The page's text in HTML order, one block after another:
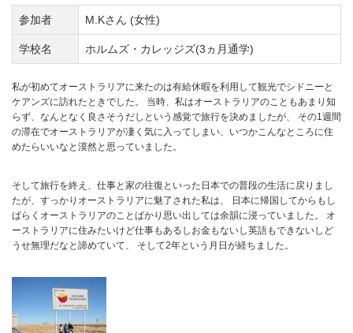
参加者 M.Kさん (女性)
学校名 ホルムズ・カレッジズ(3ヵ月通学)
私が初めてオーストラリアに来たのは有給休暇を利用して観光でシドニーと
ケアンズに訪れたときでした。 当時、私はオーストラリアのこともあまり知
らず、なんとなく良さそうだしという感覚で旅行を決めましたが、 その1週間
の滞在でオーストラリアが凄く気に入ってしまい、いつかこんなところに住
めたらいいなと漠然と思っていました。
そして旅行を終え、仕事と家の往復といった日本での普段の生活に戻りまし
たが、すっかりオーストラリアに魅了された私は、 日本に帰国してからもし
ばらくオーストラリアのことばかり思い出しては余韻に浸っていました。 オ
ーストラリアに住みたいけど仕事もあるしお金もないし英語もできないしど
うせ無理だなと諦めていて、 そして2年という月日が経ちました。